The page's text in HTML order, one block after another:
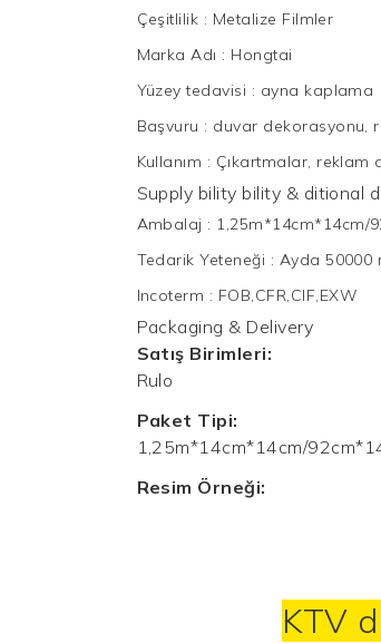
Çeşitlilik : Metalize Filmler
Marka Adı : Hongtai
Yüzey tedavisi : ayna kaplama
Başvuru : duvar dekorasyonu,
Kullanım : Çıkartmalar, reklam
Supply bility bility & ditional
Ambalaj : 1,25m*14cm*14cm/
Tedarik Yeteneği : Ayda 50000
Incoterm : FOB,CFR,CIF,EXW
Packaging & Delivery
Satış Birimleri:
Rulo
Paket Tipi:
1,25m*14cm*14cm/
Resim Örneği:
KTV